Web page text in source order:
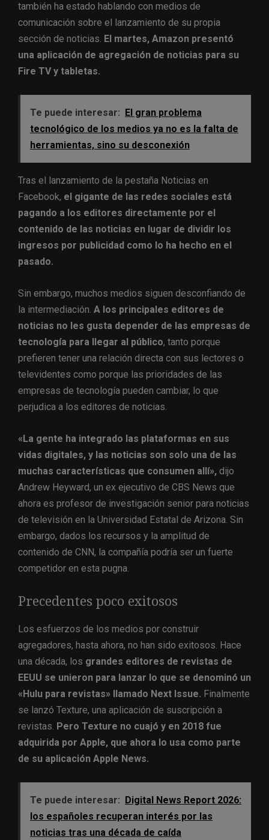
también ha estado hablando con medios de
comunicación sobre el lanzamiento de su propia
sección de noticias. El martes, Amazon presentó
una aplicación de agregación de noticias para su
Fire TV y tabletas.
Te puede interesar:
El gran problema
tecnológico de los medios ya no es la falta de
herramientas, sino su desconexión
Tras el lanzamiento de la pestaña Noticias en
Facebook, el gigante de las redes sociales está
pagando a los editores directamente por el
contenido de las noticias en lugar de dividir los
ingresos por publicidad como lo ha hecho en el
pasado.
Sin embargo, muchos medios siguen desconfiando de
la intermediación. A los principales editores de
noticias no les gusta depender de las empresas de
tecnología para llegar al público, tanto porque
prefieren tener una relación directa con sus lectores o
televidentes como porque las prioridades de las
empresas de tecnología pueden cambiar, lo que
perjudica a los editores de noticias.
«La gente ha integrado las plataformas en sus
vidas digitales, y las noticias son solo una de las
muchas características que consumen allí», dijo
Andrew Heyward, un ex ejecutivo de CBS News que
ahora es profesor de investigación senior para noticias
de televisión en la Universidad Estatal de Arizona. Sin
embargo, dados los recursos y la amplitud de
contenido de CNN, la compañía podría ser un fuerte
competidor en esta pugna.
Precedentes poco exitosos
Los esfuerzos de los medios por construir
agregadores, hasta ahora, no han sido exitosos. Hace
una década, los grandes editores de revistas de
EEUU se unieron para lanzar lo que se denominó un
«Hulu para revistas» llamado Next Issue. Finalmente
se lanzó Texture, una aplicación de suscripción a
revistas. Pero Texture no cuajó y en 2018 fue
adquirida por Apple, que ahora lo usa como parte
de su aplicación Apple News.
Te puede interesar:
Digital News Report 2026:
los españoles recuperan interés por las
noticias tras una década de caída